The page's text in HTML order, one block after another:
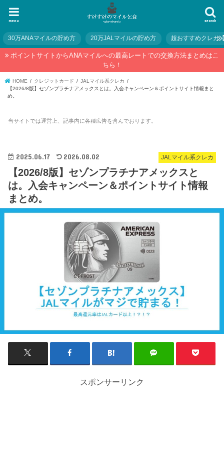
search
menu
30万ANAマイルの貯め方 20万JALマイルの貯め方 超おすすめクレカ
ポイントサイトからANAマイルへの最高レートでの交換方法まとめはこ
ちら！
HOME クレジットカード
JALマイル系クレカ
【2026/8版】セゾンプラチナアメックスとは。入会キャンペーン＆ポイントサイト情報まと
め。
当サイトでは運営上、記事内に各種広告を含んでおります。
JALマイル系クレカ
2025.06.17 2026.08.02
【2026/8版】セゾンプラチナアメックスと
は。入会キャンペーン＆ポイントサイト情報
まとめ。
スポンサーリンク